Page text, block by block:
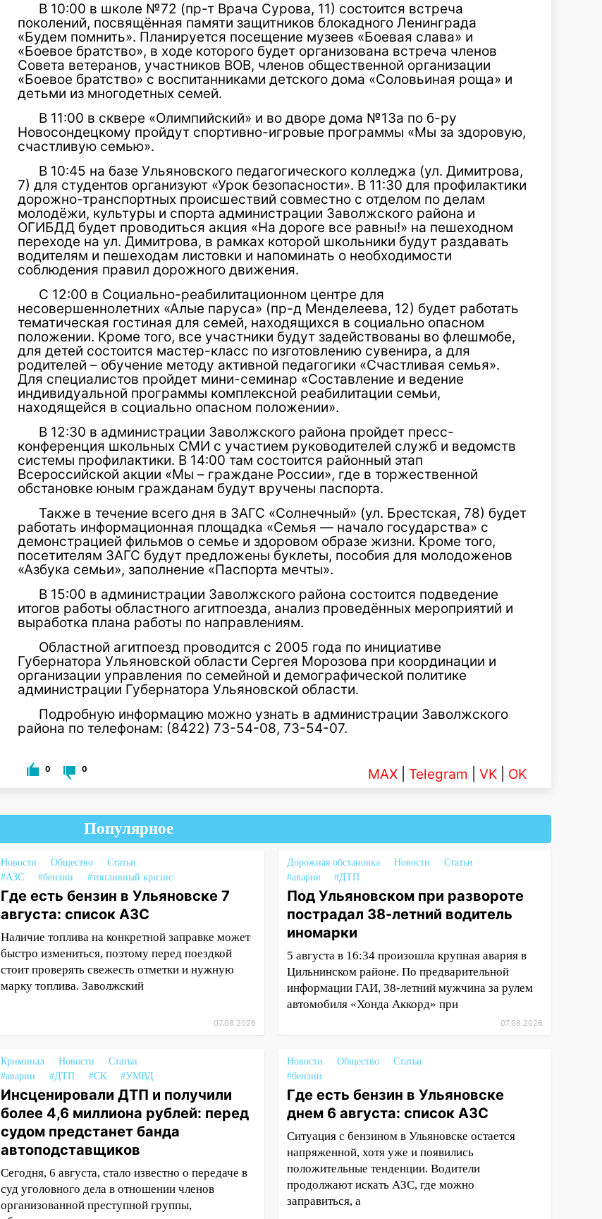
В 10:00 в школе №72 (пр-т Врача Сурова, 11) состоится встреча
поколений, посвящённая памяти защитников блокадного Ленинграда
«Будем помнить». Планируется посещение музеев «Боевая слава» и
«Боевое братство», в ходе которого будет организована встреча членов
Совета ветеранов, участников ВОВ, членов общественной организации
«Боевое братство» с воспитанниками детского дома «Соловьиная роща» и
детьми из многодетных семей.
В 11:00 в сквере «Олимпийский» и во дворе дома №13а по б-ру
Новосондецкому пройдут спортивно-игровые программы «Мы за здоровую,
счастливую семью».
В 10:45 на базе Ульяновского педагогического колледжа (ул. Димитрова,
7) для студентов организуют «Урок безопасности». В 11:30 для профилактики
дорожно-транспортных происшествий совместно с отделом по делам
молодёжи, культуры и спорта администрации Заволжского района и
ОГИБДД будет проводиться акция «На дороге все равны!» на пешеходном
переходе на ул. Димитрова, в рамках которой школьники будут раздавать
водителям и пешеходам листовки и напоминать о необходимости
соблюдения правил дорожного движения.
С 12:00 в Социально-реабилитационном центре для
несовершеннолетних «Алые паруса» (пр-д Менделеева, 12) будет работать
тематическая гостиная для семей, находящихся в социально опасном
положении. Кроме того, все участники будут задействованы во флешмобе,
для детей состоится мастер-класс по изготовлению сувенира, а для
родителей – обучение методу активной педагогики «Счастливая семья».
Для специалистов пройдет мини-семинар «Составление и ведение
индивидуальной программы комплексной реабилитации семьи,
находящейся в социально опасном положении».
В 12:30 в администрации Заволжского района пройдет пресс-
конференция школьных СМИ с участием руководителей служб и ведомств
системы профилактики. В 14:00 там состоится районный этап
Всероссийской акции «Мы – граждане России», где в торжественной
обстановке юным гражданам будут вручены паспорта.
Также в течение всего дня в ЗАГС «Солнечный» (ул. Брестская, 78) будет
работать информационная площадка «Семья — начало государства» с
демонстрацией фильмов о семье и здоровом образе жизни. Кроме того,
посетителям ЗАГС будут предложены буклеты, пособия для молодоженов
«Азбука семьи», заполнение «Паспорта мечты».
В 15:00 в администрации Заволжского района состоится подведение
итогов работы областного агитпоезда, анализ проведённых мероприятий и
выработка плана работы по направлениям.
Областной агитпоезд проводится с 2005 года по инициативе
Губернатора Ульяновской области Сергея Морозова при координации и
организации управления по семейной и демографической политике
администрации Губернатора Ульяновской области.
Подробную информацию можно узнать в администрации Заволжского
района по телефонам: (8422) 73-54-08, 73-54-07.
0 0 MAX Telegram VK OK
Популярное
Новости Общество
Статьи
#АЗС
#бензин #топливный кризис
Где есть бензин в Ульяновске 7
августа: список АЗС
Наличие топлива на конкретной заправке может
быстро измениться, поэтому перед поездкой
стоит проверять свежесть отметки и нужную
марку топлива. Заволжский
07.08.2026
Дорожная обстановка Новости
Статьи
#авария
#ДТП
Под Ульяновском при развороте
пострадал 38-летний водитель
иномарки
5 августа в 16:34 произошла крупная авария в
Цильнинском районе. По предварительной
информации ГАИ, 38-летний мужчина за рулем
автомобиля «Хонда Аккорд» при
07.08.2026
Криминал Новости
Статьи
#аварии
#ДТП #СК #УМВД
Инсценировали ДТП и получили
более 4,6 миллиона рублей: перед
судом предстанет банда
автоподставщиков
Сегодня, 6 августа, стало известно о передаче в
суд уголовного дела в отношении членов
организованной преступной группы,
Новости Общество
Статьи
#бензин
Где есть бензин в Ульяновске
днем 6 августа: список АЗС
Ситуация с бензином в Ульяновске остается
напряженной, хотя уже и появились
положительные тенденции. Водители
продолжают искать АЗС, где можно
заправиться, а